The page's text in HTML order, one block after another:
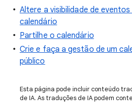
Altere a visibilidade de
calendário
Partilhe o calendário
Crie e faça a gestão de um
público
Esta página pode incluir conteúdo
de IA. As traduções de IA podem